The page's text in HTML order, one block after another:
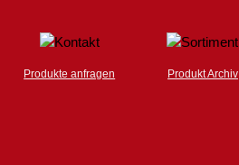
Produkte anfragen
Produkt Archiv